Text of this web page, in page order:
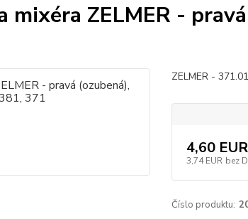
mixéra ZELMER -
ZELMER -
4,60 EUR
3,74 EUR bez
Číslo produktu: